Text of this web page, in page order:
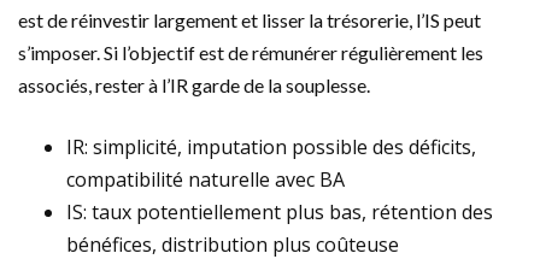
est de réinvestir largement et lisser la trésorerie, l’IS peut
s’imposer. Si l’objectif est de rémunérer régulièrement les
associés, rester à l’IR garde de la souplesse.
IR: simplicité, imputation possible des déficits,
compatibilité naturelle avec BA
IS: taux potentiellement plus bas, rétention des
bénéfices, distribution plus coûteuse